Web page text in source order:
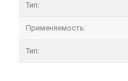
Тип:
Применяемость:
Тип: